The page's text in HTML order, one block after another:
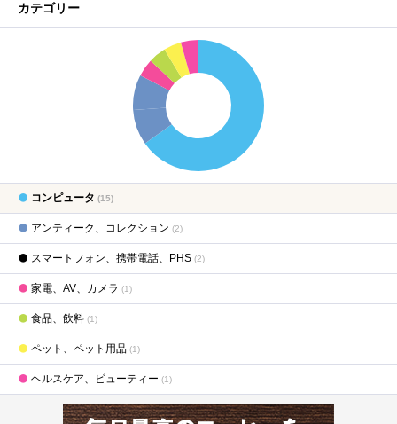
カテゴリー
コンピュータ (15)
アンティーク、コレクション (2)
スマートフォン、携帯電話、PHS (2)
家電、AV、カメラ (1)
食品、飲料 (1)
ペット、ペット用品 (1)
ヘルスケア、ビューティー (1)